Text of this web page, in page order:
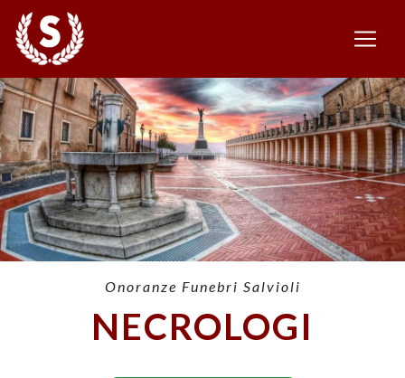
Onoranze Funebri Salvioli
NECROLOGI